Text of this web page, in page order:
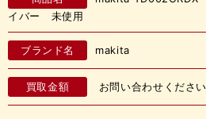
イバー 未使用
ブランド名 makita
買取金額 お問い合わせください